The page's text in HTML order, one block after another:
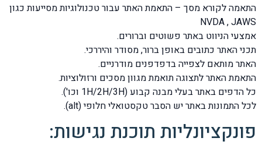
התאמה לקורא מסך – התאמת האתר עבור טכנולוגיות מסייעות כגון
NVDA , JAWS
אמצעי הניווט באתר פשוטים וברורים.
תכני האתר כתובים באופן ברור, מסודר והיררכי.
האתר מותאם לצפייה בדפדפנים מודרניים.
התאמת האתר לתצוגה תואמת מגוון מסכים ורזולוציות.
כל הדפים באתר בעלי מבנה קבוע (1H/2H/3H וכו').
לכל התמונות באתר יש הסבר טקסטואלי חלופי (alt).
פונקציונליות תוכנת נגישות: